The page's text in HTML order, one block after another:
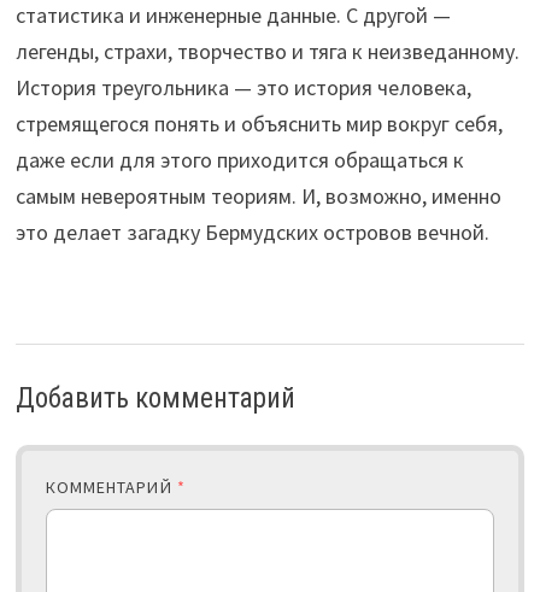
статистика и инженерные данные. С другой —
легенды, страхи, творчество и тяга к неизведанному.
История треугольника — это история человека,
стремящегося понять и объяснить мир вокруг себя,
даже если для этого приходится обращаться к
самым невероятным теориям. И, возможно, именно
это делает загадку Бермудских островов вечной.
Добавить комментарий
КОММЕНТАРИЙ *